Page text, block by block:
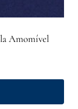
Amomível